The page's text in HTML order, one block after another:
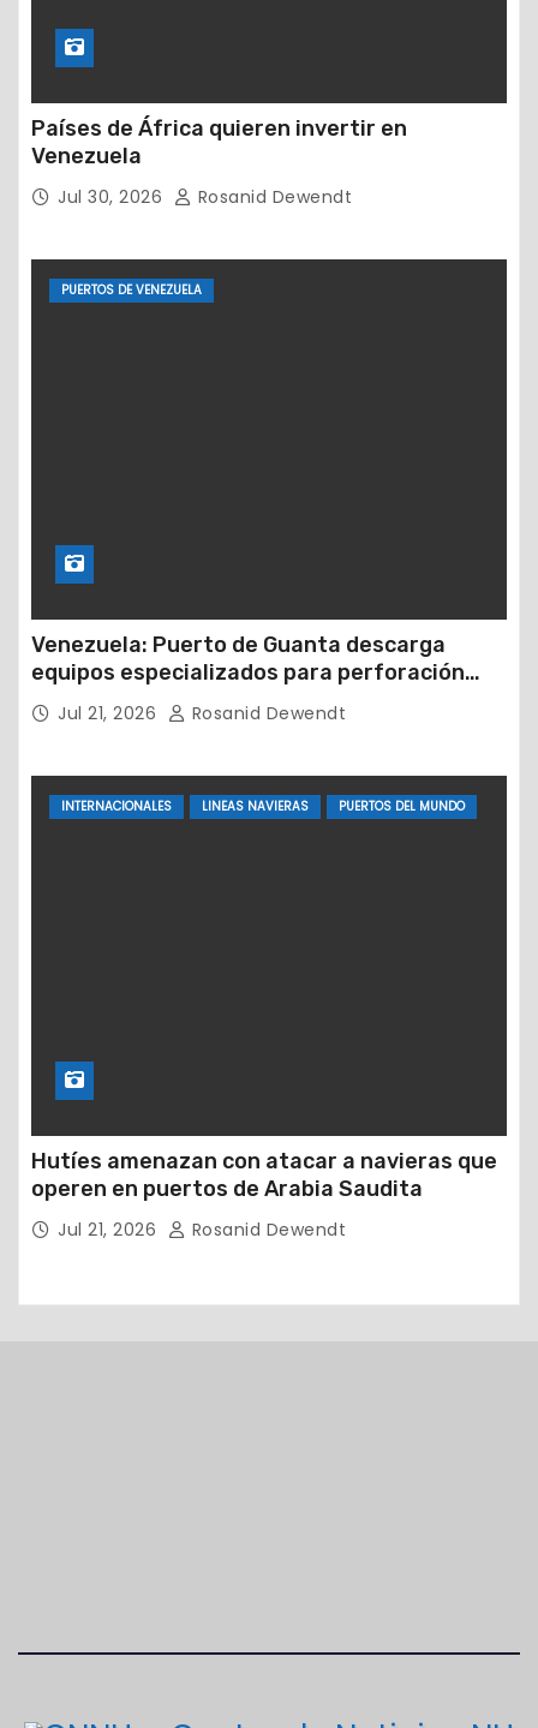
Países de África quieren invertir en
Venezuela
Jul 30, 2026 Rosanid Dewendt
PUERTOS DE VENEZUELA
Venezuela: Puerto de Guanta descarga
equipos especializados para perforación
petrolera
Jul 21, 2026 Rosanid Dewendt
INTERNACIONALES LINEAS NAVIERAS PUERTOS DEL MUNDO
Hutíes amenazan con atacar a navieras que
operen en puertos de Arabia Saudita
Jul 21, 2026 Rosanid Dewendt